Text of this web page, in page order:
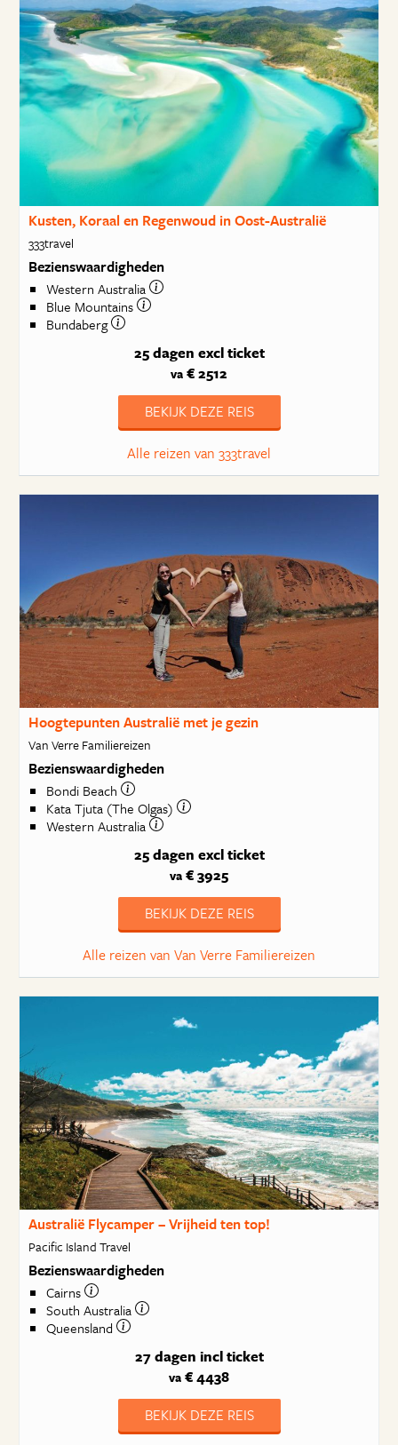
Kusten, Koraal en Regenwoud in Oost-Australië
333travel
Bezienswaardigheden
Western Australia
Blue Mountains
Bundaberg
25 dagen excl ticket
va € 2512
BEKIJK DEZE REIS
Alle reizen van 333travel
Hoogtepunten Australië met je gezin
Van Verre Familiereizen
Bezienswaardigheden
Bondi Beach
Kata Tjuta (The Olgas)
Western Australia
25 dagen excl ticket
va € 3925
BEKIJK DEZE REIS
Alle reizen van Van Verre Familiereizen
Australië Flycamper – Vrijheid ten top!
Pacific Island Travel
Bezienswaardigheden
Cairns
South Australia
Queensland
27 dagen incl ticket
va € 4438
BEKIJK DEZE REIS